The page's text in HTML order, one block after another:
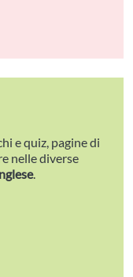
e quiz, pagine di
nelle diverse
.